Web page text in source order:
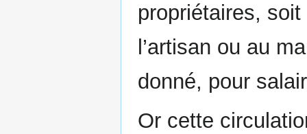
propriétaires,
l’artisan ou au
donné, pour
Or cette